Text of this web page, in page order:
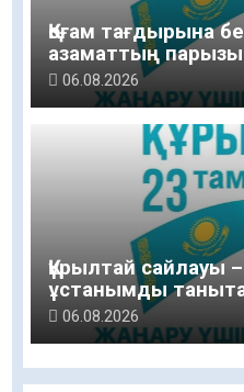
Қоғам тағдырына
азаматтың парызы
06.08.2026
Құрылтай сайлауы
ұстанымды
қадам
06.08.2026